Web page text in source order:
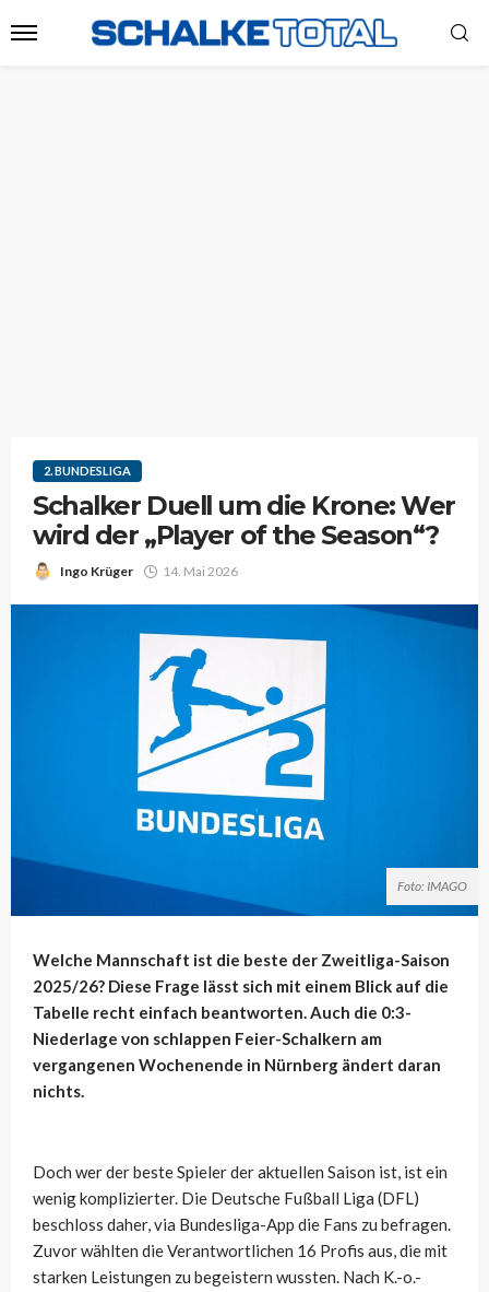
2. BUNDESLIGA
Schalker Duell um die Krone: Wer
wird der „Player of the Season“?
Ingo Krüger 14. Mai 2026
Foto: IMAGO
Welche Mannschaft ist die beste der Zweitliga-Saison
2025/26? Diese Frage lässt sich mit einem Blick auf die
Tabelle recht einfach beantworten. Auch die 0:3-
Niederlage von schlappen Feier-Schalkern am
vergangenen Wochenende in Nürnberg ändert daran
nichts.
Doch wer der beste Spieler der aktuellen Saison ist, ist ein
wenig komplizierter. Die Deutsche Fußball Liga (DFL)
beschloss daher, via Bundesliga-App die Fans zu befragen.
Zuvor wählten die Verantwortlichen 16 Profis aus, die mit
starken Leistungen zu begeistern wussten. Nach K.-o.-